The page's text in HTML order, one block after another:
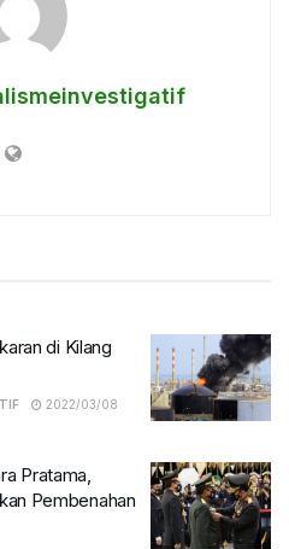
di Kilang
2022/03/08
Pratama,
Pembenahan